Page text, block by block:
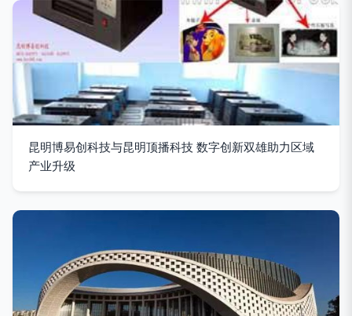
昆明博易创科技与昆明顶播科技 数字创新双雄助力区域
产业升级